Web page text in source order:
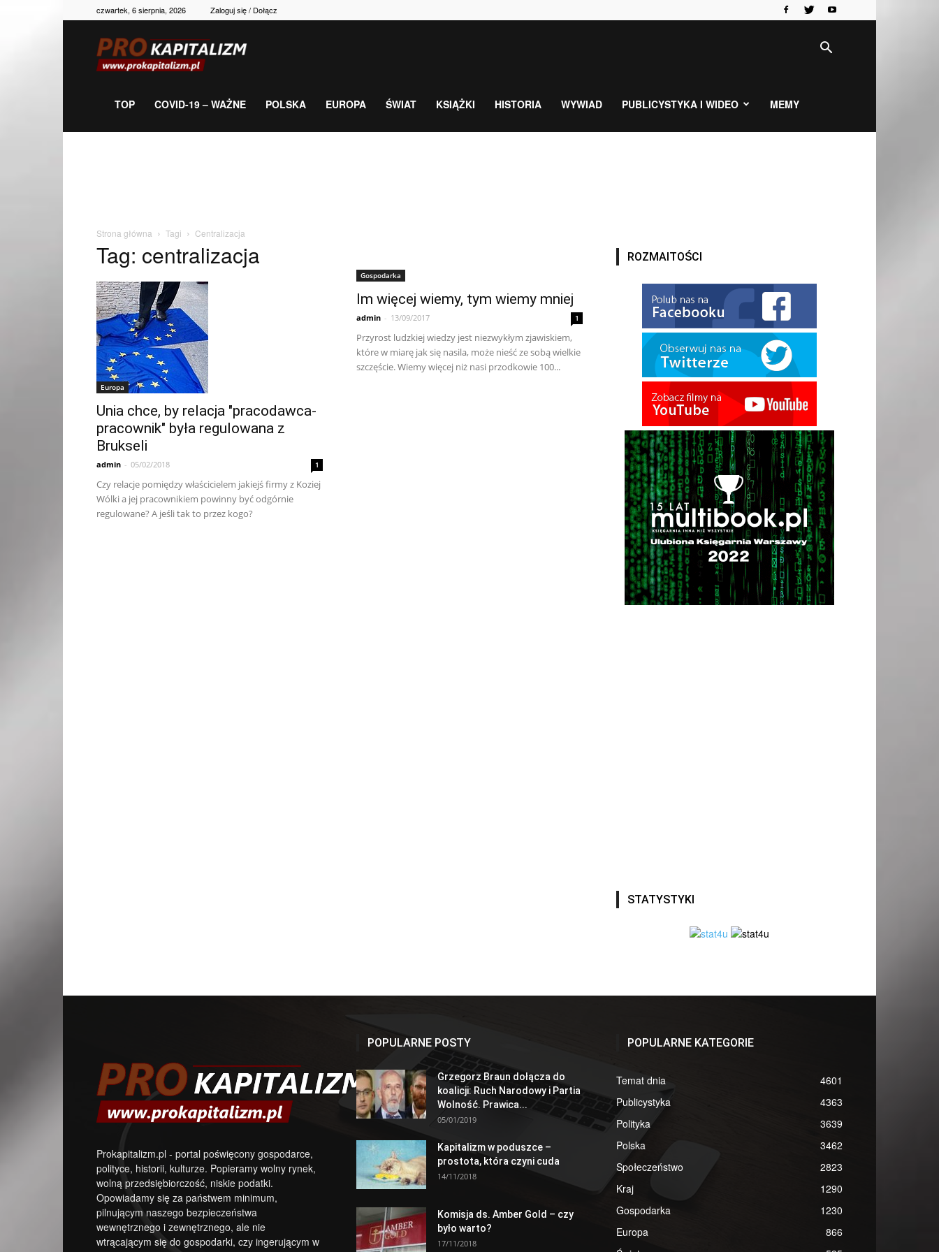
czwartek, 6 sierpnia, 2026 Zaloguj się / Dołącz
gospodarka,
TOP COVID-19 – WAŻNE POLSKA EUROPA ŚWIAT KSIĄŻKI HISTORIA WYWIAD PUBLICYSTYKA I WIDEO MEMY
Strona główna Tagi Centralizacja
Tag: centralizacja
Europa
Unia chce, by relacja "pracodawca-
pracownik" była regulowana z
Brukseli
admin - 05/02/2018 1
Czy relacje pomiędzy właścicielem jakiejś firmy z Koziej
Wólki a jej pracownikiem powinny być odgórnie
regulowane? A jeśli tak to przez kogo?
Gospodarka
Im więcej wiemy, tym wiemy mniej
admin - 13/09/2017 1
Przyrost ludzkiej wiedzy jest niezwykłym zjawiskiem,
które w miarę jak się nasila, może nieść ze sobą wielkie
szczęście. Wiemy więcej niż nasi przodkowie 100...
ROZMAITOŚCI
STATYSTYKI
Prokapitalizm.pl - portal poświęcony gospodarce,
polityce, historii, kulturze. Popieramy wolny rynek,
wolną przedsiębiorczość, niskie podatki.
Opowiadamy się za państwem minimum,
pilnującym naszego bezpieczeństwa
wewnętrznego i zewnętrznego, ale nie
wtrącającym się do gospodarki, czy ingerującym w
POPULARNE POSTY
Grzegorz Braun dołącza do
koalicji: Ruch Narodowy i Partia
Wolność. Prawica...
05/01/2019
Kapitalizm w poduszce –
prostota, która czyni cuda
14/11/2018
Komisja ds. Amber Gold – czy
było warto?
17/11/2018
POPULARNE KATEGORIE
Temat dnia
4601
Publicystyka
4363
Polityka
3639
Polska
3462
Społeczeństwo
2823
Kraj
1290
Gospodarka
1230
Europa
866